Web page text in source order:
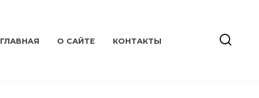
ГЛАВНАЯ О САЙТЕ КОНТАКТЫ